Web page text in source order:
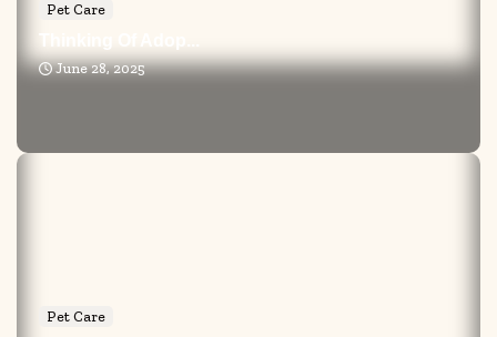
Pet Care
Thinking Of Adop...
June 28, 2025
Pet Care